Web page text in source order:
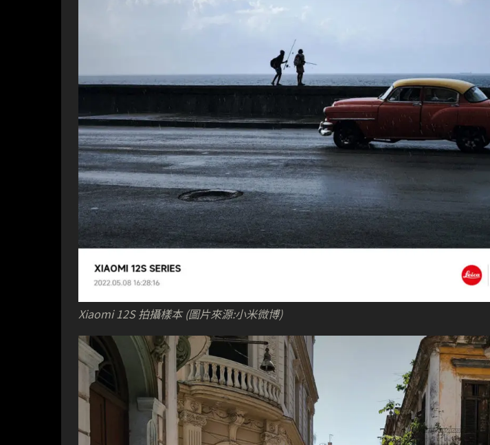
Xiaomi 12S 拍攝樣本 (圖片來源:小米微博)